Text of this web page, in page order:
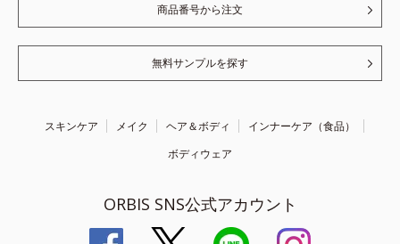
商品番号から注文
無料サンプルを探す
スキンケア メイク ヘア＆ボディ
インナーケア（食品）
ボディウェア
ORBIS SNS公式アカウント